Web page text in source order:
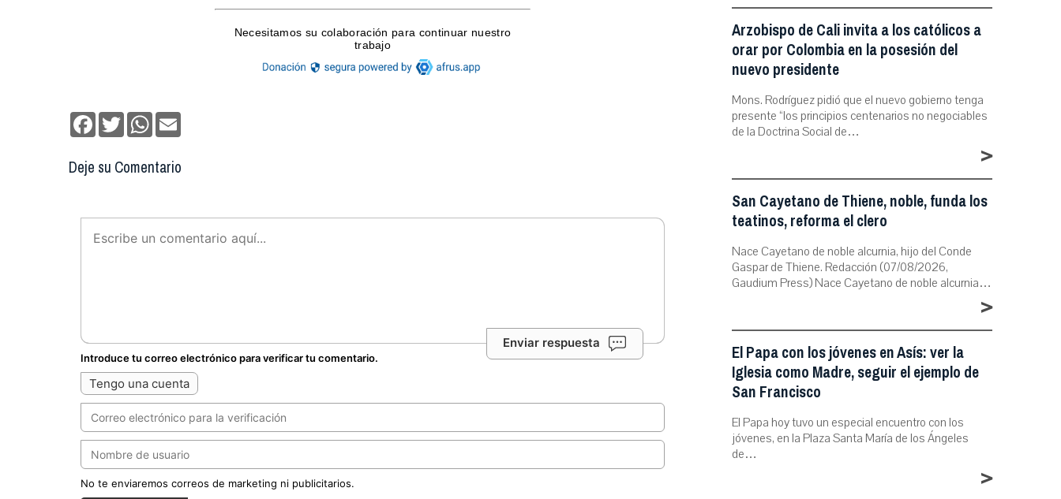
Facebook
TwitterWhatsApp
Deje su Comentario
Enviar respuesta
Introduce tu correo electrónico para verificar tu comentario.
Tengo una cuenta
No te enviaremos correos de marketing ni publicitarios.
Arzobispo de Cali invita a los católicos a
orar por Colombia en la posesión del
nuevo presidente
Mons. Rodríguez pidió que el nuevo gobierno tenga
presente “los principios centenarios no negociables
de la Doctrina Social de…
>
San Cayetano de Thiene, noble, funda los
teatinos, reforma el clero
Nace Cayetano de noble alcurnia, hijo del Conde
Gaspar de Thiene. Redacción (07/08/2026,
Gaudium Press) Nace Cayetano de noble alcurnia…
>
El Papa con los jóvenes en Asís: ver la
Iglesia como Madre, seguir el ejemplo de
San Francisco
El Papa hoy tuvo un especial encuentro con los
jóvenes, en la Plaza Santa María de los Ángeles
de…
>